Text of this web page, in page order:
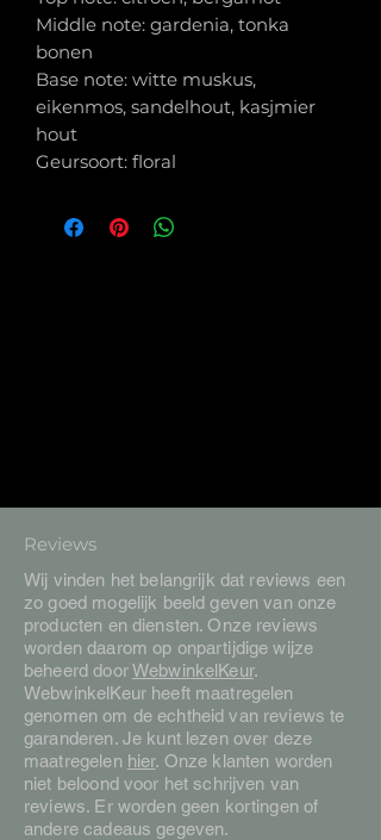
Middle note: gardenia, tonka
bonen
Base note: witte muskus,
eikenmos, sandelhout, kasjmier
hout
Geursoort: floral
Reviews
Wij vinden het belangrijk dat reviews een
zo goed mogelijk beeld geven van onze
producten en diensten. Onze reviews
worden daarom op onpartijdige wijze
beheerd doorWebwinkelKeur.
WebwinkelKeur heeft maatregelen
genomen om de echtheid van reviews te
garanderen. Je kunt lezen over deze
maatregelen hier. Onze klanten worden
niet beloond voor het schrijven van
reviews. Er worden geen kortingen of
andere cadeaus gegeven.